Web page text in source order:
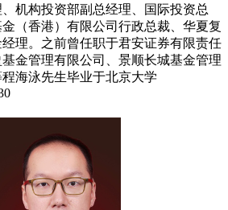
机构投资部副总经理、国际投资总
（香港）有限公司行政总裁、华夏复
理。之前曾任职于君安证券有限责任
金管理有限公司、景顺长城基金管理
海泳先生毕业于北京大学